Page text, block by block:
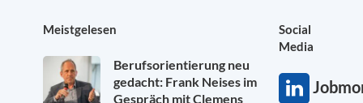
Meistgelesen
Berufsorientierung neu
gedacht: Frank Neises im
Gespräch mit Clemens
Social
Media